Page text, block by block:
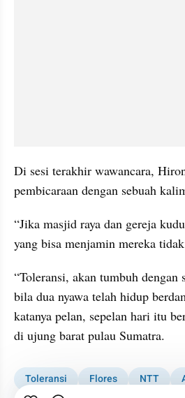
Di sesi terakhir wawancara,
pembicaraan dengan sebuah
“Jika masjid raya dan gereja
yang bisa menjamin mereka
“Toleransi, akan tumbuh dengan
bila dua nyawa telah hidup
katanya pelan, sepelan hari itu
di ujung barat pulau Sumatra.
Toleransi Flores NTT